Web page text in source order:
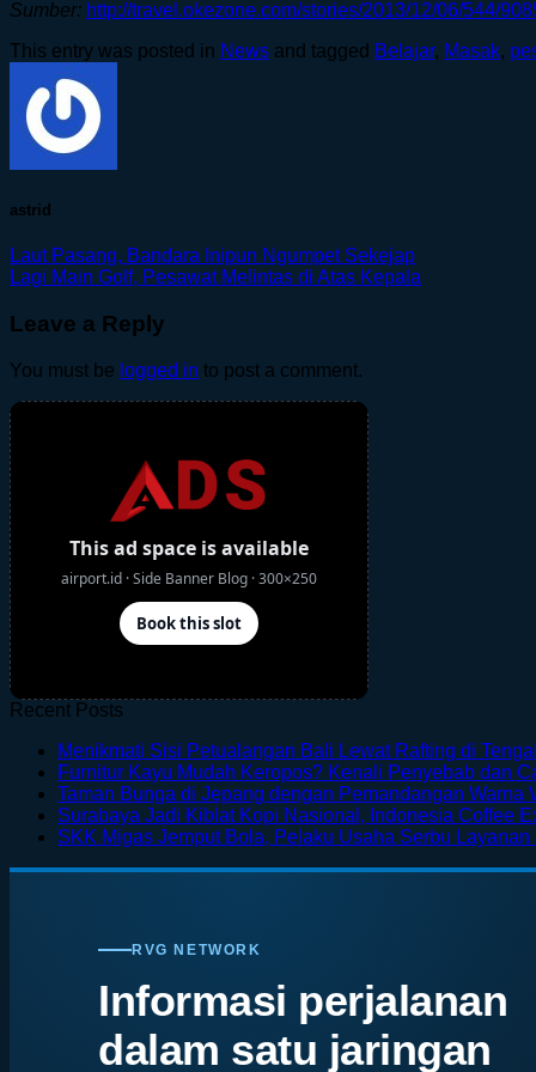
Sumber: http://travel.okezone.com/stories/2013/12/06/544/
This entry was posted in News and tagged Belajar, Masak,
astrid
Laut Pasang, Bandara Inipun Ngumpet Sekejap
Lagi Main Golf, Pesawat Melintas di Atas Kepala
Leave a Reply
You must be logged in to post a comment.
Recent Posts
Menikmati Sisi Petualangan Bali Lewat Rafting di
Furnitur Kayu Mudah Keropos? Kenali Penyebab dan
Taman Bunga di Jepang dengan Pemandangan Warna
Surabaya Jadi Kiblat Kopi Nasional, Indonesia Coffee
SKK Migas Jemput Bola, Pelaku Usaha Serbu
RVG NETWORK
Informasi perjalanan
dalam satu jaringan